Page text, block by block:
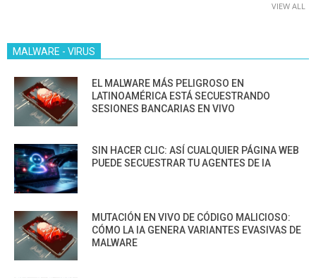
VIEW ALL
MALWARE - VIRUS
EL MALWARE MÁS PELIGROSO EN
LATINOAMÉRICA ESTÁ SECUESTRANDO
SESIONES BANCARIAS EN VIVO
SIN HACER CLIC: ASÍ CUALQUIER PÁGINA WEB
PUEDE SECUESTRAR TU AGENTES DE IA
MUTACIÓN EN VIVO DE CÓDIGO MALICIOSO:
CÓMO LA IA GENERA VARIANTES EVASIVAS DE
MALWARE